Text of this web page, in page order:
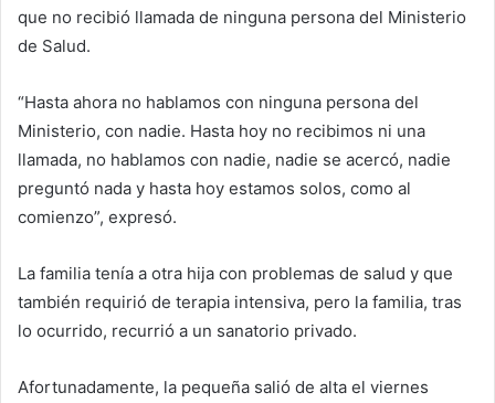
que no recibió llamada de ninguna persona del Ministerio
de Salud.
“Hasta ahora no hablamos con ninguna persona del
Ministerio, con nadie. Hasta hoy no recibimos ni una
llamada, no hablamos con nadie, nadie se acercó, nadie
preguntó nada y hasta hoy estamos solos, como al
comienzo”, expresó.
La familia tenía a otra hija con problemas de salud y que
también requirió de terapia intensiva, pero la familia, tras
lo ocurrido, recurrió a un sanatorio privado.
Afortunadamente, la pequeña salió de alta el viernes